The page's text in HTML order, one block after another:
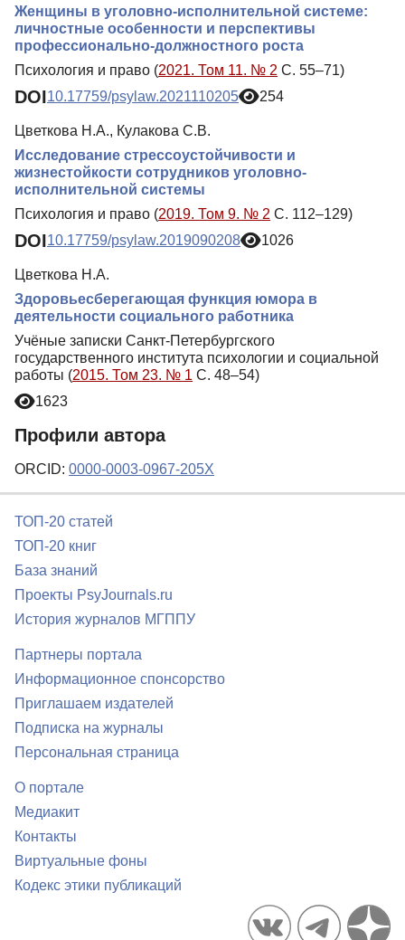
Женщины в уголовно-исполнительной системе:
личностные особенности и перспективы
профессионально-должностного роста
Психология и право (2021. Том 11. № 2 С. 55–71)
DOI10.17759/psylaw.2021110205 254
Цветкова Н.А., Кулакова С.В.
Исследование стрессоустойчивости и
жизнестойкости сотрудников уголовно-
исполнительной системы
Психология и право (2019. Том 9. № 2 С. 112–129)
DOI10.17759/psylaw.2019090208 1026
Цветкова Н.А.
Здоровьесберегающая функция юмора в
деятельности социального работника
Учёные записки Санкт-Петербургского
государственного института психологии и социальной
работы (2015. Том 23. № 1 С. 48–54)
1623
Профили автора
ORCID: 0000-0003-0967-205X
ТОП-20 статей
ТОП-20 книг
База знаний
Проекты PsyJournals.ru
История журналов МГППУ
Партнеры портала
Информационное спонсорство
Приглашаем издателей
Подписка на журналы
Персональная страница
О портале
Медиакит
Контакты
Виртуальные фоны
Кодекс этики публикаций